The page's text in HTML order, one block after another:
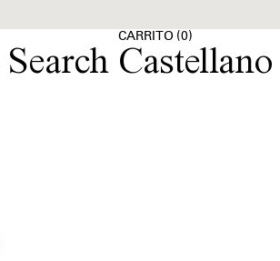
CARRITO (0)
Castellano